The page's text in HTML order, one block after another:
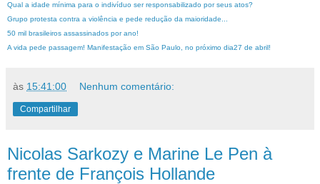
Qual a idade mínima para o indivíduo ser responsabilizado por seus atos?
Grupo protesta contra a violência e pede redução da maioridade...
50 mil brasileiros assassinados por ano!
A vida pede passagem! Manifestação em São Paulo, no próximo dia27 de abril!
às 15:41:00 Nenhum comentário:
Compartilhar
Nicolas Sarkozy e Marine Le Pen à
frente de François Hollande